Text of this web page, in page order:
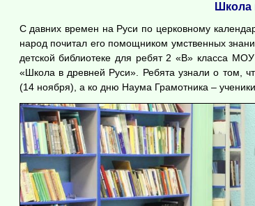
Школа
С давних времен на Руси по церковному
народ почитал его помощником умственных
детской библиотеке для ребят 2 «В» класса
«Школа в древней Руси». Ребята узнали о том,
(14 ноября), а ко дню Наума Грамотника –